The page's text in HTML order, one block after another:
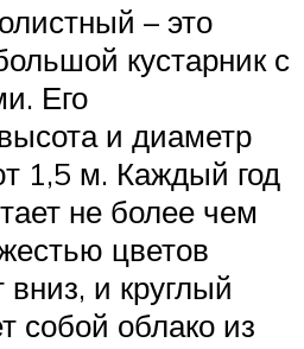
– это
кустарник с
Его
и диаметр
1,5 м. Каждый год
не более чем
цветов
и круглый
собой облако из